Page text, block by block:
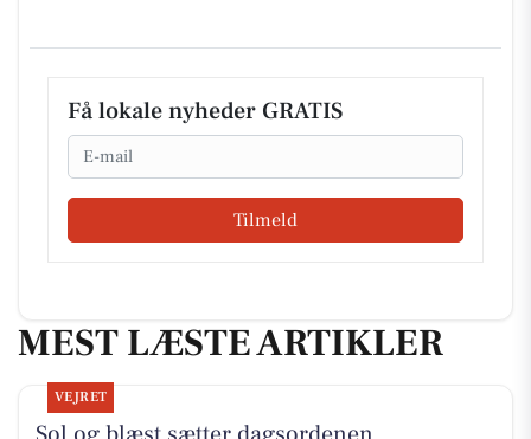
Få lokale nyheder GRATIS
Email
Tilmeld
MEST LÆSTE ARTIKLER
VEJRET